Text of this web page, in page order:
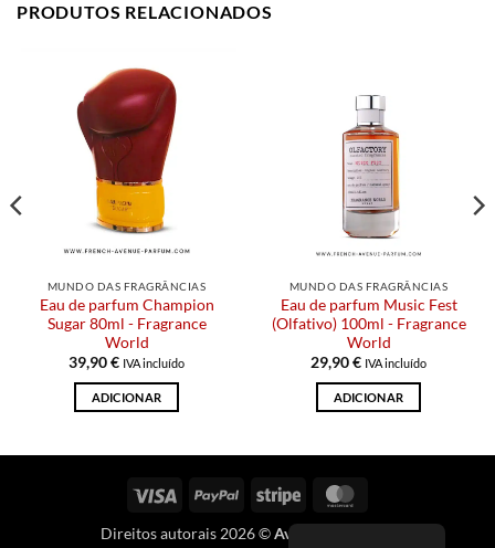
PRODUTOS RELACIONADOS
MUNDO DAS FRAGRÂNCIAS
Eau de parfum Champion
Sugar 80ml - Fragrance
World
39,90€ IVA incluído
ADICIONAR
MUNDO DAS FRAGRÂNCIAS
Eau de parfum Music Fest
(Olfativo) 100ml - Fragrance
World
29,90€ IVA incluído
ADICIONAR
Visto PayPal Riscas
Direitos autorais 2026 ©Avenida Francesa